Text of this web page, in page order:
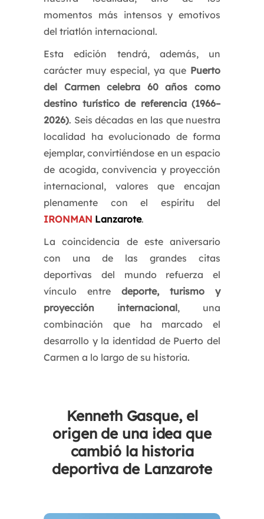
momentos más intensos y emotivos
del triatlón internacional.
Esta edición tendrá, además, un
carácter muy especial, ya que Puerto
del Carmen celebra 60 años como
destino turístico de referencia (1966–
2026). Seis décadas en las que nuestra
localidad ha evolucionado de forma
ejemplar, convirtiéndose en un espacio
de acogida, convivencia y proyección
internacional, valores que encajan
plenamente con el espíritu del
IRONMAN Lanzarote.
La coincidencia de este aniversario
con una de las grandes citas
deportivas del mundo refuerza el
vínculo entre deporte, turismo y
proyección internacional, una
combinación que ha marcado el
desarrollo y la identidad de Puerto del
Carmen a lo largo de su historia.
Kenneth Gasque, el
origen de una idea que
cambió la historia
deportiva de Lanzarote